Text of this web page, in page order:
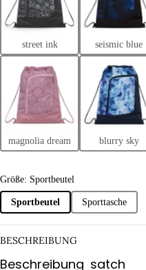
street ink seismic blue
magnolia dream blurry sky
Größe: Sportbeutel
Sportbeutel Sporttasche
BESCHREIBUNG
Beschreibung satch